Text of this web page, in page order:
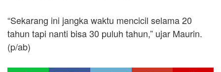
“Sekarang ini jangka waktu mencicil selama 20
tahun tapi nanti bisa 30 puluh tahun,” ujar Maurin.
(p/ab)